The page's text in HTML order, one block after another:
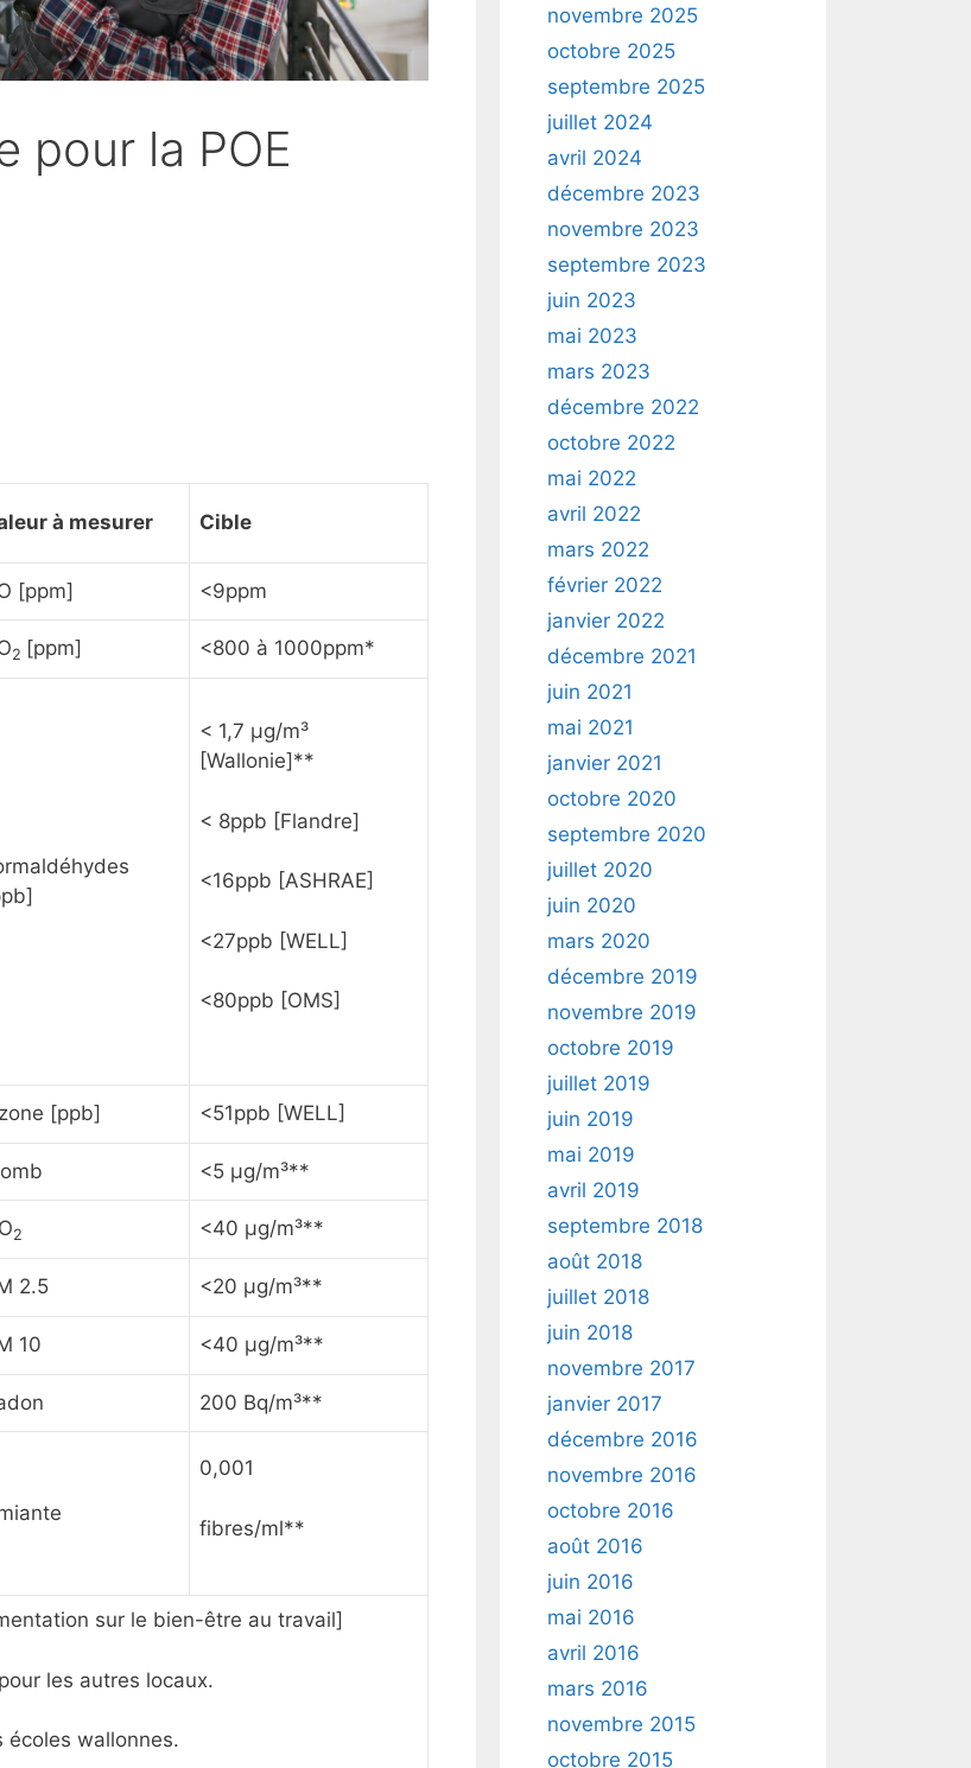
pour la POE
à mesurer Cible
[ppm] <9ppm
2 [ppm] <800 à 1000ppm*
< 1,7 µg/m³
[Wallonie]**
< 8ppb [Flandre]
<16ppb [ASHRAE]
<27ppb [WELL]
<80ppb [OMS]
[ppb] <51ppb [WELL]
<5 µg/m³**
2 <40 µg/m³**
2.5 <20 µg/m³**
10 <40 µg/m³**
200 Bq/m³**
0,001
fibres/ml**
sur le bien-être au travail]
les autres locaux.
wallonnes.
novembre 2025
octobre 2025
septembre 2025
juillet 2024
avril 2024
décembre 2023
novembre 2023
septembre 2023
juin 2023
mai 2023
mars 2023
décembre 2022
octobre 2022
mai 2022
avril 2022
mars 2022
février 2022
janvier 2022
décembre 2021
juin 2021
mai 2021
janvier 2021
octobre 2020
septembre 2020
juillet 2020
juin 2020
mars 2020
décembre 2019
novembre 2019
octobre 2019
juillet 2019
juin 2019
mai 2019
avril 2019
septembre 2018
août 2018
juillet 2018
juin 2018
novembre 2017
janvier 2017
décembre 2016
novembre 2016
octobre 2016
août 2016
juin 2016
mai 2016
avril 2016
mars 2016
novembre 2015
octobre 2015